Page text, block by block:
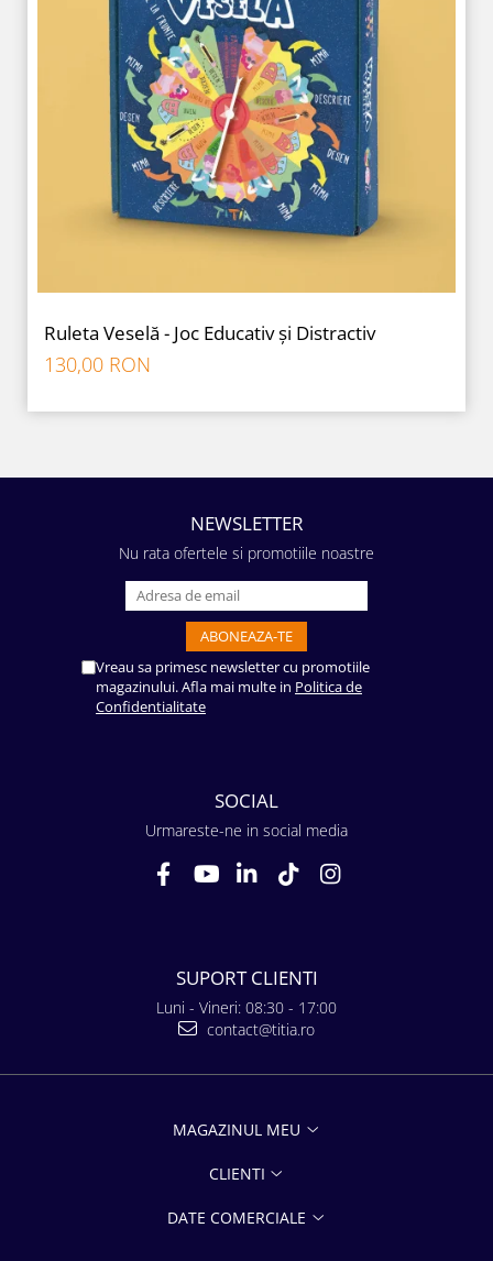
Ruleta Veselă - Joc Educativ și Distractiv
130,00 RON
NEWSLETTER
Nu rata ofertele si promotiile noastre
Vreau sa primesc newsletter cu promotiile
magazinului. Afla mai multe in Politica de
Confidentialitate
SOCIAL
Urmareste-ne in social media
SUPORT CLIENTI
Luni - Vineri: 08:30 - 17:00
contact@titia.ro
MAGAZINUL MEU
CLIENTI
DATE COMERCIALE